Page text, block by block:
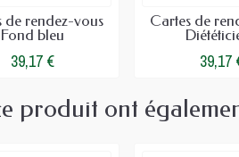
de rendez-vous
Fond bleu
39,17 €
Cartes de
39,17
produit ont